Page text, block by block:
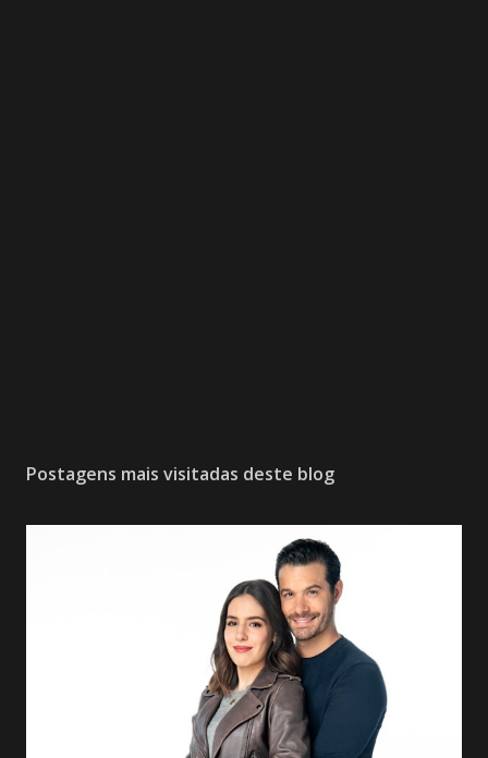
Postagens mais visitadas deste blog